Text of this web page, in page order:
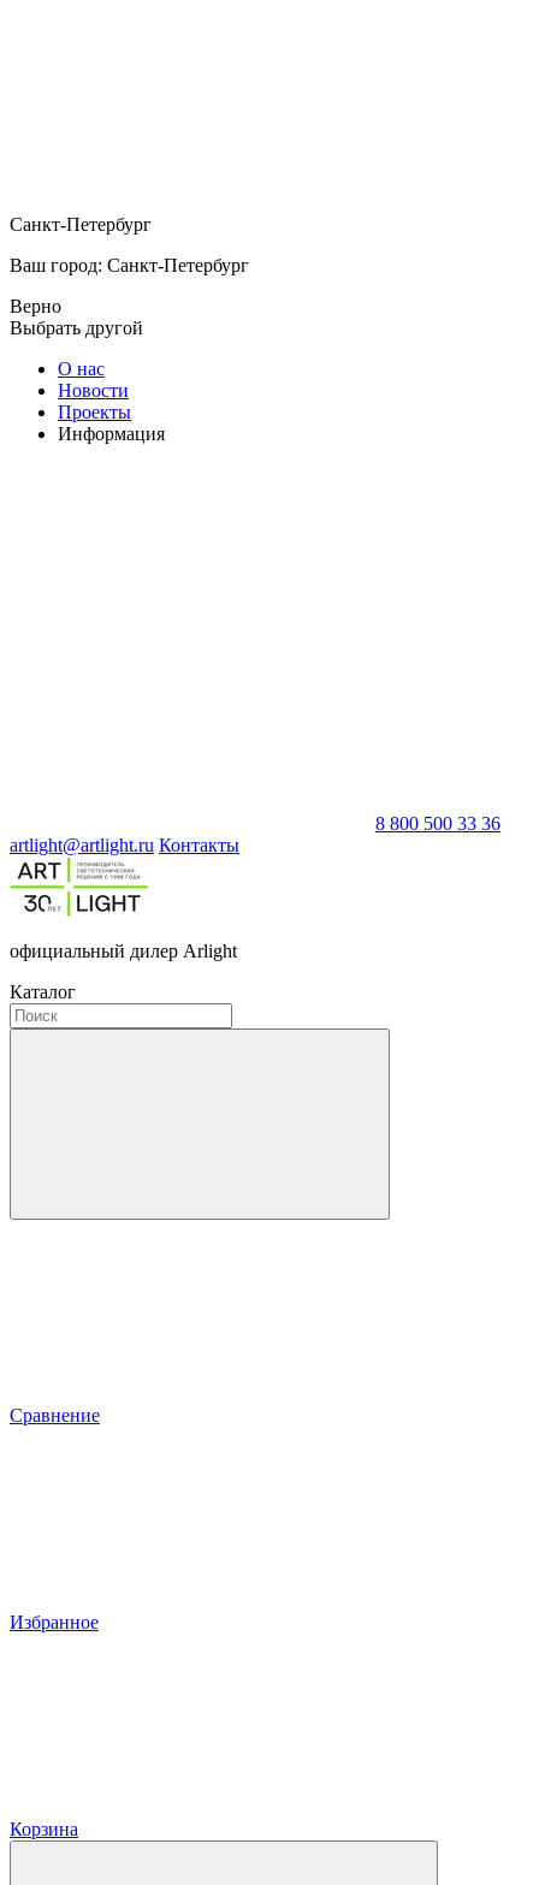
Санкт-Петербург
Ваш город: Санкт-Петербург
Верно
Выбрать другой
О нас
Новости
Проекты
Информация
8 800 500 33 36
artlight@artlight.ru Контакты
официальный дилер Arlight
Каталог
Сравнение
Избранное
Корзина